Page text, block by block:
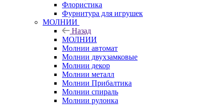
Флористика
Фурнитура для игрушек
МОЛНИИ
Назад
МОЛНИИ
Молнии автомат
Молнии двухзамковые
Молнии декор
Молнии металл
Молнии Прибалтика
Молнии спираль
Молнии рулонка